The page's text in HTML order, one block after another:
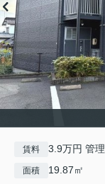
賃料 3.9万円 管
面積 19.87㎡